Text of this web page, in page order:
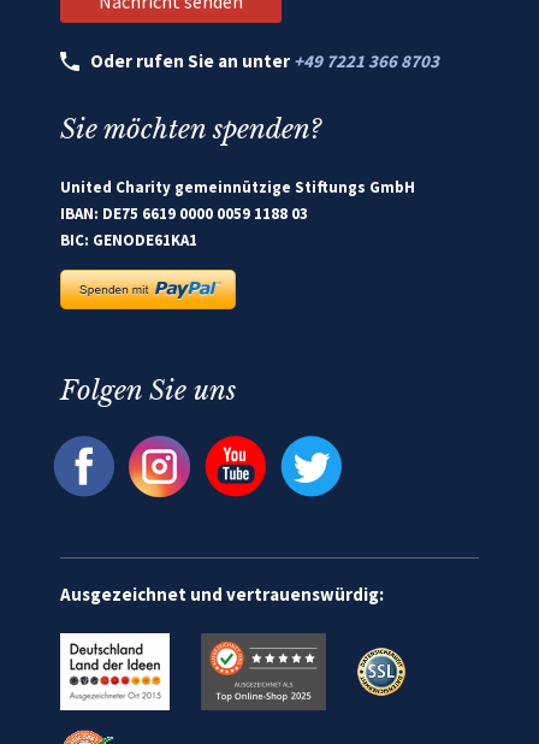
Oder rufen Sie an unter +49 7221 366 8703
Sie möchten spenden?
United Charity gemeinnützige Stiftungs GmbH
IBAN: DE75 6619 0000 0059 1188 03
BIC: GENODE61KA1
Folgen Sie uns
Ausgezeichnet und vertrauenswürdig: